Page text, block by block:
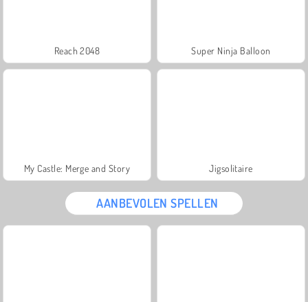
Reach 2048 Super Ninja Balloon
My Castle: Merge and Story Jigsolitaire
AANBEVOLEN SPELLEN